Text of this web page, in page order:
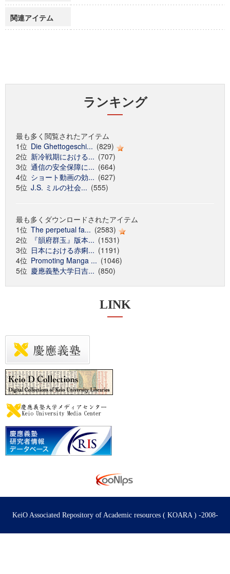
関連アイテム
ランキング
最も多く閲覧されたアイテム
1位 Die Ghettogeschi... (829)
2位 新冷戦期における... (707)
3位 通信の安全保障に... (664)
4位 ショート動画の効... (627)
5位 J.S. ミルの社会... (555)
最も多くダウンロードされたアイテム
1位 The perpetual fa... (2583)
2位
『韻府群玉』版本... (1531)
3位 日本における赤痢... (1191)
4位 Promoting Manga ... (1046)
5位 慶應義塾大学日吉... (850)
LINK
KeiO Associated Repository of Academic resources ( KOARA ) -2008-